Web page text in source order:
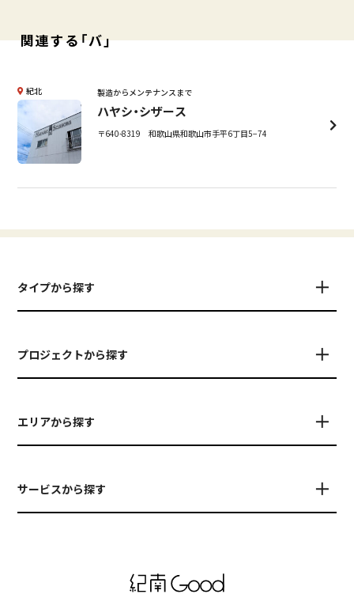
関連する「バ」
紀北 製造からメンテナンスまで
ハヤシ・シザース
〒640-8319 和歌山県和歌山市手平6丁目5−74
タイプから探す
プロジェクトから探す
エリアから探す
サービスから探す